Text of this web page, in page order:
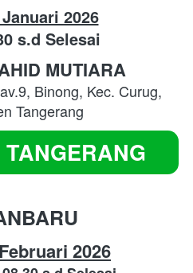
2026
s.d Selesai
MUTIARA
Binong, Kec. Curug,
Tangerang
2026